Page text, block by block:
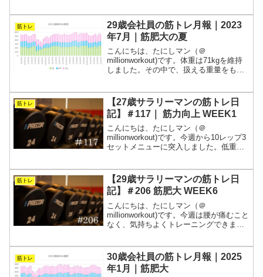
グできました。来年も頑張ります！週5で
会社に拘...
筋トレ
29歳会社員の筋トレ月報｜2023
年7月｜筋肥大の夏
こんにちは、たにしマン（＠
millionworkout)です。体重は71kgを維持
しました。その中で、扱える重量をもっ
くなった感じはあまりしません。肩と腕
を大きくす...
筋トレ
【27歳サラリーマンの筋トレ日
記】＃117｜ 筋力向上 WEEK1
こんにちは、たにしマン（＠
millionworkout)です。今週から10レップ3
セットメニューに突入しました。低重量
す。冬は寒いので怪我に気をつけながら
地味でキツいト...
筋トレ
【29歳サラリーマンの筋トレ日
記】＃206 筋肥大 WEEK6
こんにちは、たにしマン（＠
millionworkout)です。今週は腰が痛むこと
なく、気持ちよくトレーニングできまし
生の最優先事項にし、今どう生きるべき
かを判断しようと...
筋トレ
30歳会社員の筋トレ月報｜2025
年1月｜筋肥大